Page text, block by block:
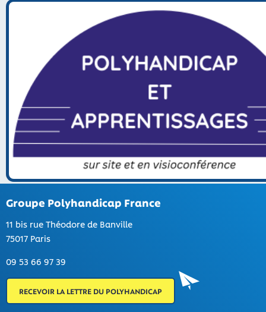
Groupe Polyhandicap France
11 bis rue Théodore de Banville
75017 Paris
09 53 66 97 39
RECEVOIR LA LETTRE DU POLYHANDICAP